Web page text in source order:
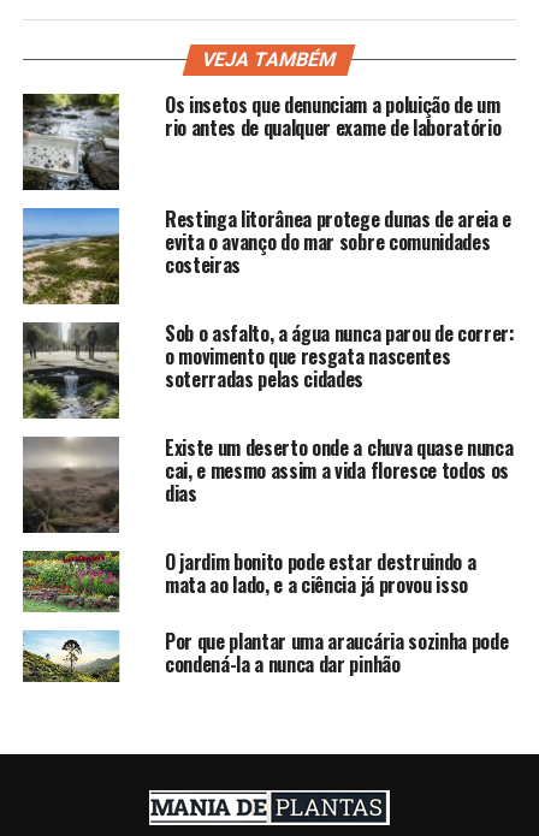
VEJA TAMBÉM
Os insetos que denunciam a poluição de um
rio antes de qualquer exame de laboratório
Restinga litorânea protege dunas de areia e
evita o avanço do mar sobre comunidades
costeiras
Sob o asfalto, a água nunca parou de correr:
o movimento que resgata nascentes
soterradas pelas cidades
Existe um deserto onde a chuva quase nunca
cai, e mesmo assim a vida floresce todos os
dias
O jardim bonito pode estar destruindo a
mata ao lado, e a ciência já provou isso
Por que plantar uma araucária sozinha pode
condená-la a nunca dar pinhão